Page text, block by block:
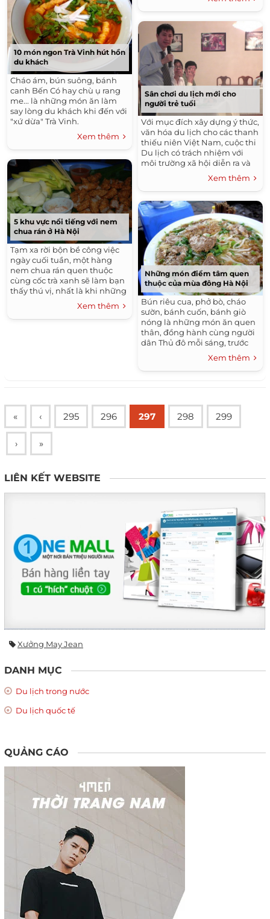
10 món ngon Trà Vinh hút hồn
du khách
Cháo ám, bún suông, bánh
canh Bến Có hay chù ụ rang
me... là những món ăn làm
say lòng du khách khi đến với
"xứ dừa" Trà Vinh.
Xem thêm
5 khu vực nổi tiếng với nem
chua rán ở Hà Nội
Tạm xa rời bộn bề công việc
ngày cuối tuần, một hàng
nem chua rán quen thuộc
cùng cốc trà xanh sẽ làm bạn
thấy thú vị, nhất là khi những
khu như Tạm Thương, Trịnh
Hoài Đức nổi tiếng gắn liền
tuổi thơ nhiều người về món
Xem thêm
Sân chơi du lịch mới cho
người trẻ tuổi
Với mục đích xây dựng ý thức,
văn hóa du lịch cho các thanh
thiếu niên Việt Nam, cuộc thi
Du lịch có trách nhiệm với
môi trường xã hội diễn ra và
kéo dài đến 15/6 qua nhiều
vòng thi hấp dẫn.
Xem thêm
Những món điểm tâm quen
thuộc của mùa đông Hà Nội
Bún riêu cua, phở bò, cháo
sườn, bánh cuốn, bánh giò
nóng là những món ăn quen
thân, đồng hành cùng người
dân Thủ đô mỗi sáng, trước
Xem thêm
« ‹ 295 296 297 298 299
› »
LIÊN KẾT WEBSITE
Xưởng May Jean
DANH MỤC
Du lịch trong nước
Du lịch quốc tế
QUẢNG CÁO